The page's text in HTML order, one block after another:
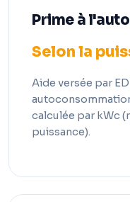
Prime à
Selon la
Aide versée par
calculée par kWc
puissance).